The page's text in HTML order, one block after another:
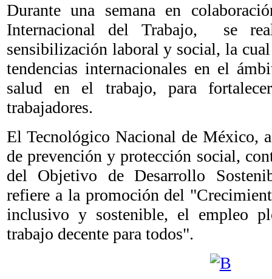
Durante una semana en
Internacional del Trabajo, se
sensibilización laboral y social, la cual
tendencias internacionales en el
salud en el trabajo, para
trabajadores.
El Tecnológico Nacional de México,
de prevención y protección social,
del Objetivo de Desarrollo
refiere a la promoción del
inclusivo y sostenible, el empleo
trabajo decente para todos".